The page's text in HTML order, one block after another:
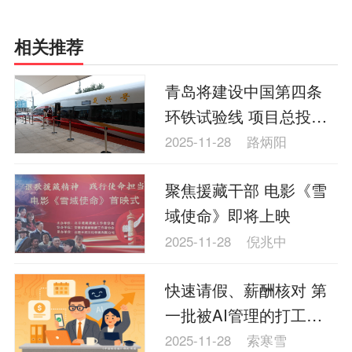
相关推荐
青岛将建设中国第四条
环铁试验线 项目总投资
50亿元
2025-11-28 路炳阳
​聚焦援藏干部 电影《雪
域使命》即将上映
2025-11-28 倪兆中
快速请假、薪酬核对 第
一批被AI管理的打工人
有了“精神搭子”
2025-11-28 索寒雪